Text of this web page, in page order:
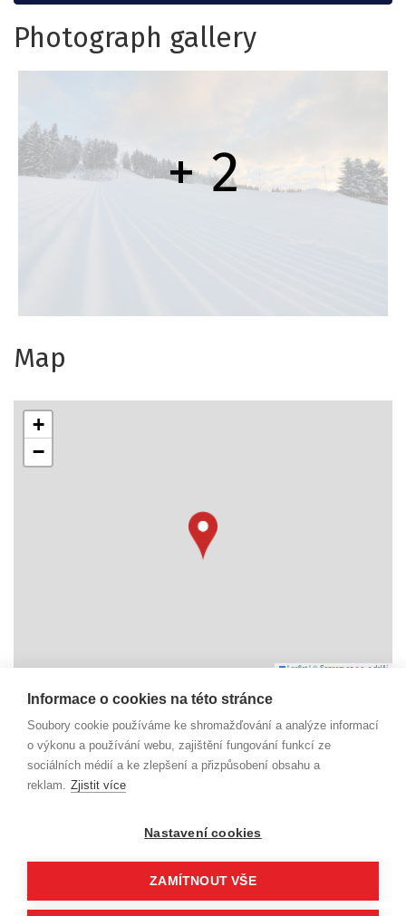
Photograph gallery
+ 2
Map
+
−
Leaflet|© Seznam.cz a.s. a další
Náměstí Svobody 6
738 01 Frýdek-Místek
IČO: 29392055
dm@beskydy-info.cz
Informace o cookies na této stránce
Soubory cookie používáme ke shromažďování a analýze informací
o výkonu a používání webu, zajištění fungování funkcí ze
sociálních médií a ke zlepšení a přizpůsobení obsahu a
reklam. Zjistit více
Nastavení cookies
ZAMÍTNOUT VŠE